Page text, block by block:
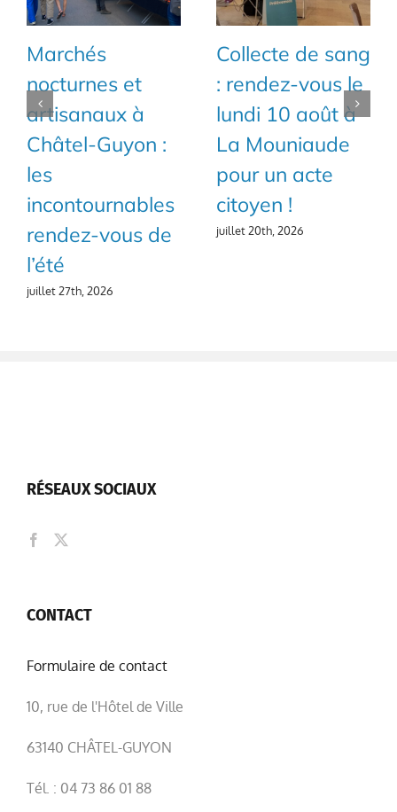
Marchés
nocturnes et
artisanaux à
Châtel-Guyon :
les
incontournables
rendez-vous de
l’été
juillet 27th, 2026
Collecte de sang
: rendez-vous le
lundi 10 août à
La Mouniaude
pour un acte
citoyen !
juillet 20th, 2026
RÉSEAUX SOCIAUX
CONTACT
Formulaire de contact
10, rue de l'Hôtel de Ville
63140 CHÂTEL-GUYON
Tél. : 04 73 86 01 88